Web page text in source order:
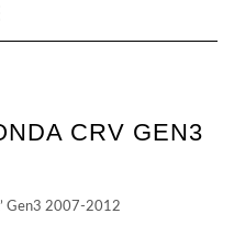
Navigation
CRV GEN3
Gen3 2007-2012